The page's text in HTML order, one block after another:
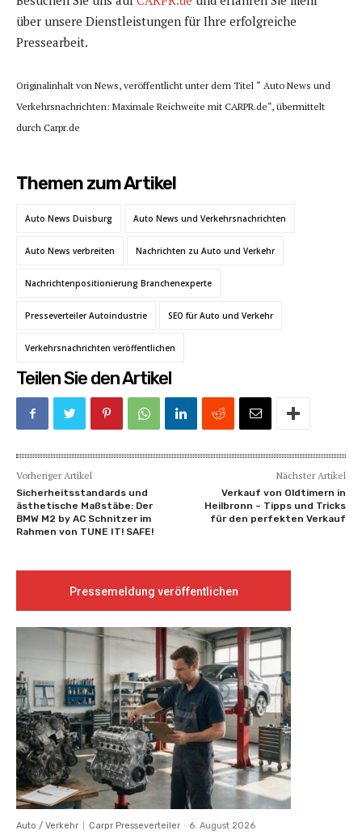
über unsere Dienstleistungen für Ihre erfolgreiche
Pressearbeit.
Originalinhalt von News, veröffentlicht unter dem Titel “ Auto News und
Verkehrsnachrichten: Maximale Reichweite mit CARPR.de“, übermittelt
durch Carpr.de
Themen zum Artikel
Auto News Duisburg Auto News und Verkehrsnachrichten
Auto News verbreiten Nachrichten zu Auto und Verkehr
Nachrichtenpositionierung Branchenexperte
Presseverteiler Autoindustrie SEO für Auto und Verkehr
Verkehrsnachrichten veröffentlichen
Teilen Sie den Artikel
Vorheriger Artikel
Sicherheitsstandards und
ästhetische Maßstäbe: Der
BMW M2 by AC Schnitzer im
Rahmen von TUNE IT! SAFE!
Nächster Artikel
Verkauf von Oldtimern in
Heilbronn – Tipps und Tricks
für den perfekten Verkauf
Pressemeldung veröffentlichen
Auto / Verkehr Carpr Presseverteiler - 6. August 2026